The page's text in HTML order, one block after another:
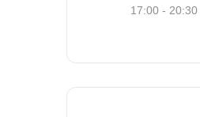
17:00 - 20:30